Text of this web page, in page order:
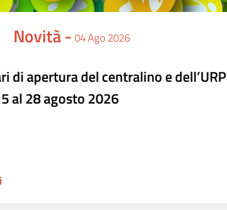
Novità - 04 Ago 2026
di apertura del centralino e dell’URP
al 28 agosto 2026